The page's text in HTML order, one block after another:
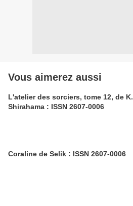
Vous aimerez aussi
L'atelier des sorciers, tome 12, de K.
Shirahama : ISSN 2607-0006
Coraline de Selik : ISSN 2607-0006